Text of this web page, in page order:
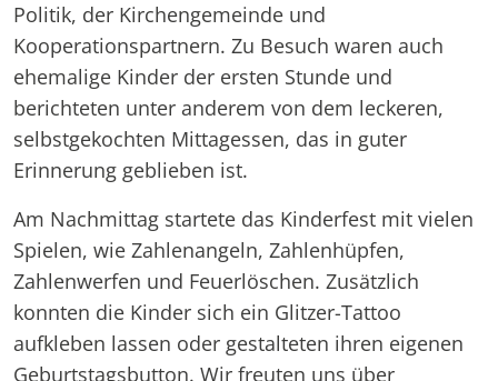
Politik, der Kirchengemeinde und
Kooperationspartnern. Zu Besuch waren auch
ehemalige Kinder der ersten Stunde und
berichteten unter anderem von dem leckeren,
selbstgekochten Mittagessen, das in guter
Erinnerung geblieben ist.
Am Nachmittag startete das Kinderfest mit vielen
Spielen, wie Zahlenangeln, Zahlenhüpfen,
Zahlenwerfen und Feuerlöschen. Zusätzlich
konnten die Kinder sich ein Glitzer-Tattoo
aufkleben lassen oder gestalteten ihren eigenen
Geburtstagsbutton. Wir freuten uns über